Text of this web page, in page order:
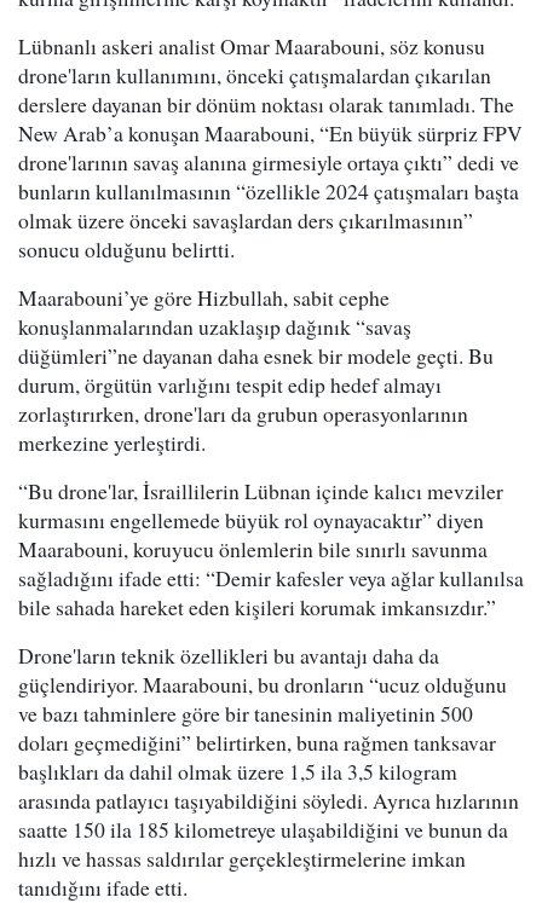
Lübnanlı askeri analist Omar Maarabouni, söz konusu
drone'ların kullanımını, önceki çatışmalardan çıkarılan
derslere dayanan bir dönüm noktası olarak tanımladı. The
New Arab’a konuşan Maarabouni, “En büyük sürpriz FPV
drone'larının savaş alanına girmesiyle ortaya çıktı” dedi ve
bunların kullanılmasının “özellikle 2024 çatışmaları başta
olmak üzere önceki savaşlardan ders çıkarılmasının”
sonucu olduğunu belirtti.
Maarabouni’ye göre Hizbullah, sabit cephe
konuşlanmalarından uzaklaşıp dağınık “savaş
düğümleri”ne dayanan daha esnek bir modele geçti. Bu
durum, örgütün varlığını tespit edip hedef almayı
zorlaştırırken, drone'ları da grubun operasyonlarının
merkezine yerleştirdi.
“Bu drone'lar, İsraillilerin Lübnan içinde kalıcı mevziler
kurmasını engellemede büyük rol oynayacaktır” diyen
Maarabouni, koruyucu önlemlerin bile sınırlı savunma
sağladığını ifade etti: “Demir kafesler veya ağlar kullanılsa
bile sahada hareket eden kişileri korumak imkansızdır.”
Drone'ların teknik özellikleri bu avantajı daha da
güçlendiriyor. Maarabouni, bu dronların “ucuz olduğunu
ve bazı tahminlere göre bir tanesinin maliyetinin 500
doları geçmediğini” belirtirken, buna rağmen tanksavar
başlıkları da dahil olmak üzere 1,5 ila 3,5 kilogram
arasında patlayıcı taşıyabildiğini söyledi. Ayrıca hızlarının
saatte 150 ila 185 kilometreye ulaşabildiğini ve bunun da
hızlı ve hassas saldırılar gerçekleştirmelerine imkan
tanıdığını ifade etti.